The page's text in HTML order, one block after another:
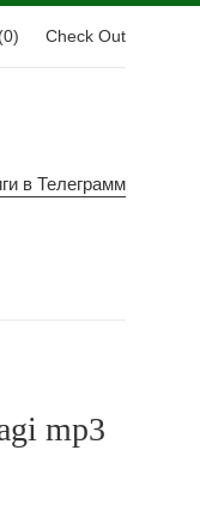
0) Check Out
в Телеграмм
mp3